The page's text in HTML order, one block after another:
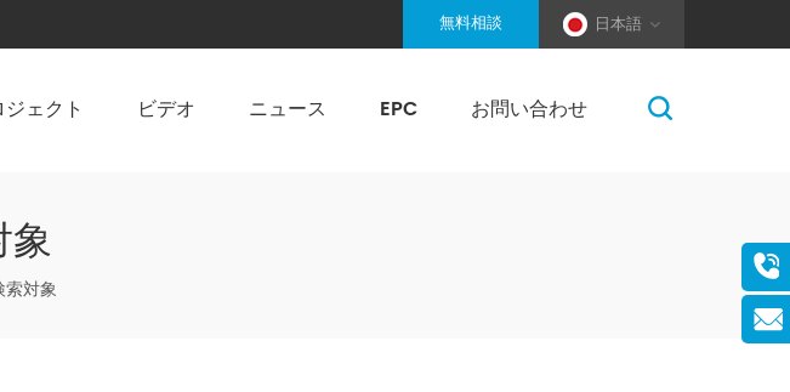
日本語
無料相談
ェクト ビデオ ニュース EPC お問い合わせ
索対象